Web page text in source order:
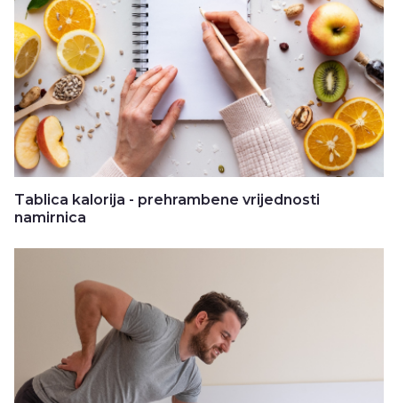
Tablica kalorija - prehrambene vrijednosti
namirnica